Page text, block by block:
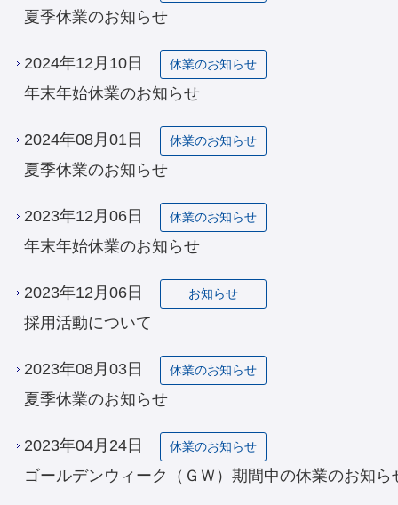
夏季休業のお知らせ
2024年12月10日 休業のお知らせ
年末年始休業のお知らせ
2024年08月01日 休業のお知らせ
夏季休業のお知らせ
2023年12月06日 休業のお知らせ
年末年始休業のお知らせ
2023年12月06日 お知らせ
採用活動について
2023年08月03日 休業のお知らせ
夏季休業のお知らせ
2023年04月24日 休業のお知らせ
ゴールデンウィーク（ＧＷ）期間中の休業のお知ら